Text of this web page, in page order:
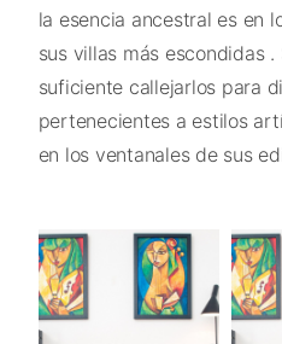
la esencia ancestral es en
sus villas más escondidas .
suficiente callejarlos para
pertenecientes a estilos
en los ventanales de sus